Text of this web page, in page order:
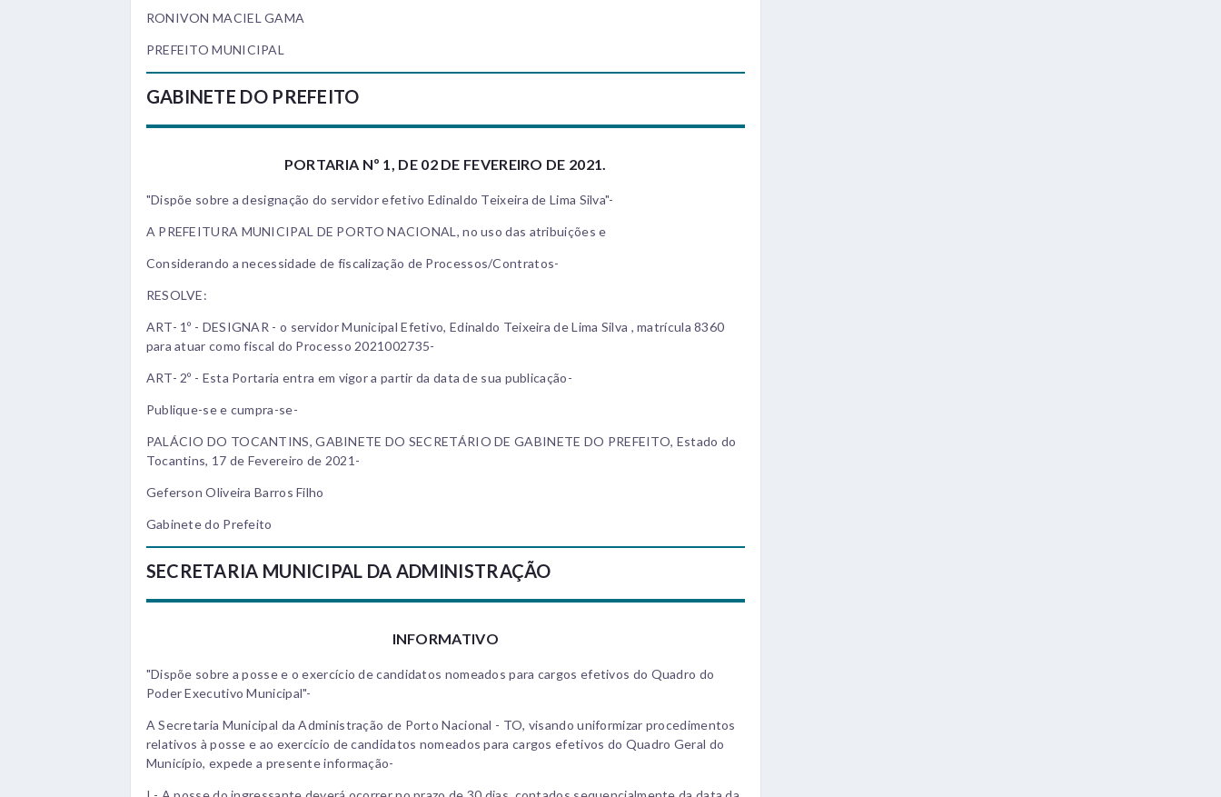
RONIVON MACIEL GAMA
PREFEITO MUNICIPAL
GABINETE DO PREFEITO
PORTARIA Nº 1, DE 02 DE FEVEREIRO DE 2021.
"Dispõe sobre a designação do servidor efetivo Edinaldo Teixeira de Lima Silva"-
A PREFEITURA MUNICIPAL DE PORTO NACIONAL, no uso das atribuições e
Considerando a necessidade de fiscalização de Processos/Contratos-
RESOLVE:
ART- 1º - DESIGNAR - o servidor Municipal Efetivo, Edinaldo Teixeira de Lima Silva , matrícula 8360
para atuar como fiscal do Processo 2021002735-
ART- 2º - Esta Portaria entra em vigor a partir da data de sua publicação-
Publique-se e cumpra-se-
PALÁCIO DO TOCANTINS, GABINETE DO SECRETÁRIO DE GABINETE DO PREFEITO, Estado do
Tocantins, 17 de Fevereiro de 2021-
Geferson Oliveira Barros Filho
Gabinete do Prefeito
SECRETARIA MUNICIPAL DA ADMINISTRAÇÃO
INFORMATIVO
"Dispõe sobre a posse e o exercício de candidatos nomeados para cargos efetivos do Quadro do
Poder Executivo Municipal"-
A Secretaria Municipal da Administração de Porto Nacional - TO, visando uniformizar procedimentos
relativos à posse e ao exercício de candidatos nomeados para cargos efetivos do Quadro Geral do
Município, expede a presente informação-